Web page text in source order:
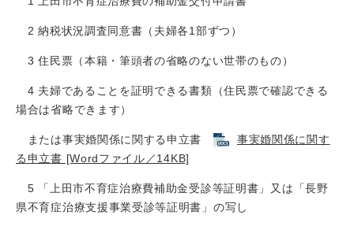
2 納税状況調査同意書（夫婦各1部ずつ）
3 住民票（本籍・筆頭者の省略のない世帯のもの）
4 夫婦であることを証明できる書類（住民票で確認できる
場合は省略できます）
または事実婚関係に関する申立書
事実婚関係に関す
る申立書 [Wordファイル／14KB]
5 「上田市不育症治療費補助金受診等証明書」又は「長野
県不育症治療支援事業受診等証明書」の写し